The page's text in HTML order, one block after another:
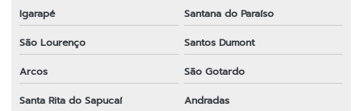
Igarapé
Santana do Paraíso
São Lourenço
Santos Dumont
Arcos
São Gotardo
Santa Rita do Sapucaí
Andradas